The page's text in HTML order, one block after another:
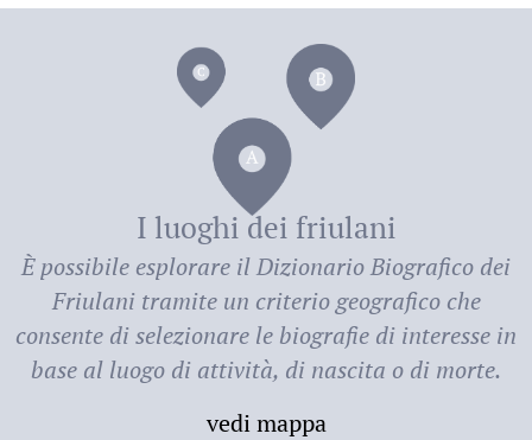
deiI luoghi dei friulani
È possibile esplorare ilDizionario Biografico dei
Friulani tramite un criterio geografico che
consente di selezionare le biografie di interesse in
base al luogo di attività, di nascita o di morte.
vedi mappa